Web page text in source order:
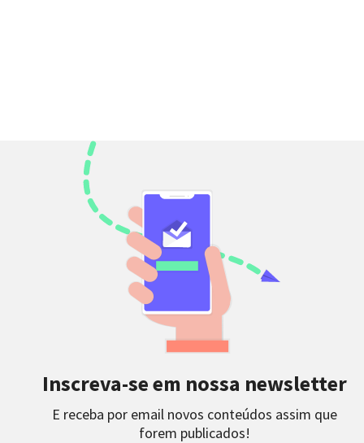
Inscreva-se em nossa newsletter
E receba por email novos conteúdos assim que
forem publicados!